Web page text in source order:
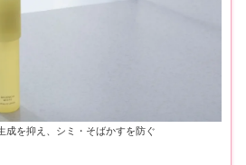
を抑え、シミ・そばかすを防ぐ